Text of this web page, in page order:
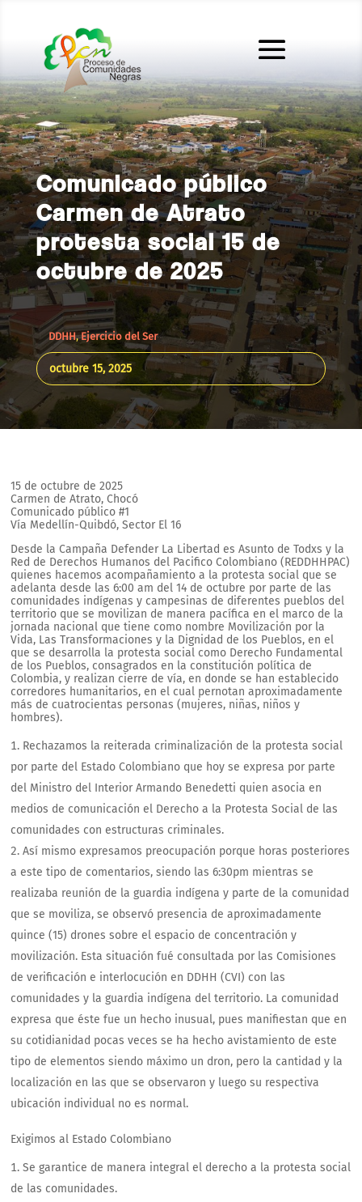
Comunicado público
Carmen de Atrato
protesta social 15 de
octubre de 2025
DDHH,Ejercicio del Ser
octubre 15, 2025
15 de octubre de 2025
Carmen de Atrato, Chocó
Comunicado público #1
Vía Medellín-Quibdó, Sector El 16
Desde la Campaña Defender La Libertad es Asunto de Todxs y la
Red de Derechos Humanos del Pacifico Colombiano (REDDHHPAC)
quienes hacemos acompañamiento a la protesta social que se
adelanta desde las 6:00 am del 14 de octubre por parte de las
comunidades indígenas y campesinas de diferentes pueblos del
territorio que se movilizan de manera pacífica en el marco de la
jornada nacional que tiene como nombre Movilización por la
Vida, Las Transformaciones y la Dignidad de los Pueblos, en el
que se desarrolla la protesta social como Derecho Fundamental
de los Pueblos, consagrados en la constitución política de
Colombia, y realizan cierre de vía, en donde se han establecido
corredores humanitarios, en el cual pernotan aproximadamente
más de cuatrocientas personas (mujeres, niñas, niños y
hombres).
Rechazamos la reiterada criminalización de la protesta social
por parte del Estado Colombiano que hoy se expresa por parte
del Ministro del Interior Armando Benedetti quien asocia en
medios de comunicación el Derecho a la Protesta Social de las
comunidades con estructuras criminales.
Así mismo expresamos preocupación porque horas posteriores
a este tipo de comentarios, siendo las 6:30pm mientras se
realizaba reunión de la guardia indígena y parte de la comunidad
que se moviliza, se observó presencia de aproximadamente
quince (15) drones sobre el espacio de concentración y
movilización. Esta situación fué consultada por las Comisiones
de verificación e interlocución en DDHH (CVI) con las
comunidades y la guardia indígena del territorio. La comunidad
expresa que éste fue un hecho inusual, pues manifiestan que en
su cotidianidad pocas veces se ha hecho avistamiento de este
tipo de elementos siendo máximo un dron, pero la cantidad y la
localización en las que se observaron y luego su respectiva
ubicación individual no es normal.
Exigimos al Estado Colombiano
Se garantice de manera integral el derecho a la protesta social
de las comunidades.